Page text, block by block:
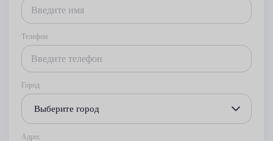
Телефон
Город
Выберите город
Адрес